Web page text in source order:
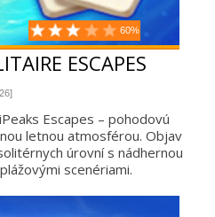
60%
ESCAPES
Escapes – pohodovú
letnou atmosférou. Objav
úrovní s nádhernou
scenériami.